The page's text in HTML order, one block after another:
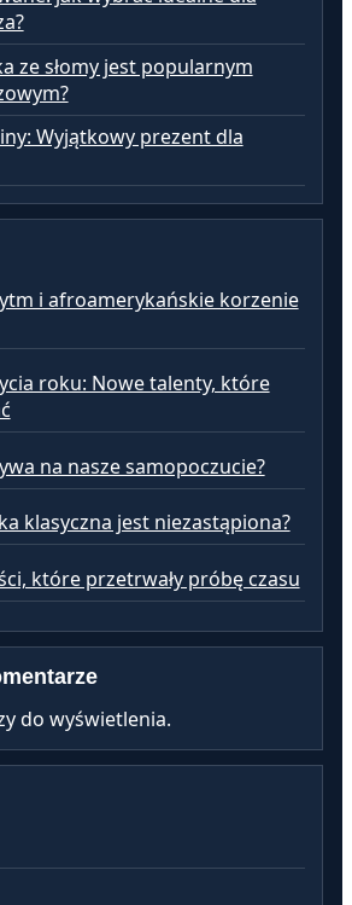
ze słomy jest popularnym
Wyjątkowy prezent dla
i afroamerykańskie korzenie
roku: Nowe talenty, które
na nasze samopoczucie?
klasyczna jest niezastąpiona?
które przetrwały próbę czasu
do wyświetlenia.